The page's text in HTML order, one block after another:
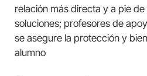
relación más directa y a pie
soluciones; profesores de
se asegure la protección y
alumno